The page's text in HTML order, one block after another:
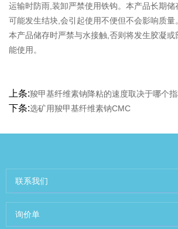
运输时防雨,装卸严禁使用铁钩。本产品长期
可能发生结块,会引起使用不便但不会影响质量。
本产品储存时严禁与水接触,否则将发生胶凝或
能使用。
上条:羧甲基纤维素钠降粘的速度取决于哪个指
下条:选矿用羧甲基纤维素钠CMC
联系我们
询价单